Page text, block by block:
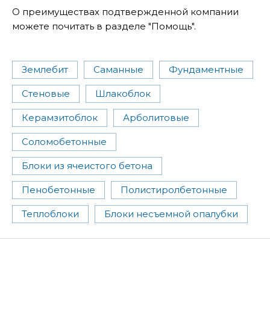
О преимуществах подтвержденной компании
можете почитать в разделе "Помощь".
Землебит Саманные Фундаментные
Стеновые Шлакоблок
Керамзитоблок Арболитовые
Соломобетонные
Блоки из ячеистого бетона
Пенобетонные Полистиролбетонные
Теплоблоки Блоки несъемной опалубки